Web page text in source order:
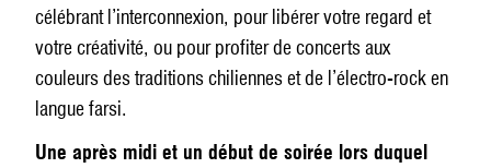
célébrant l’interconnexion, pour libérer votre regard et
votre créativité, ou pour profiter de concerts aux
couleurs des traditions chiliennes et de l’électro-rock en
langue farsi.
Une après midi et un début de soirée lors duquel